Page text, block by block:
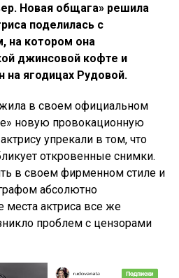
Новая общага» решила
поделилась с
на котором она
джинсовой кофте и
на ягодицах Рудовой.
в своем официальном
новую провокационную
упрекали в том, что
откровенные снимки.
в своем фирменном стиле и
абсолютно
актриса все же
проблем с цензорами